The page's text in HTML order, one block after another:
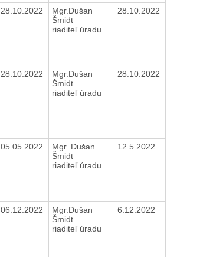
28.10.2022
Mgr.Dušan
Šmidt
riaditeľ úradu
28.10.2022
28.10.2022
Mgr.Dušan
Šmidt
riaditeľ úradu
28.10.2022
05.05.2022
Mgr. Dušan
Šmidt
riaditeľ úradu
12.5.2022
06.12.2022
Mgr.Dušan
Šmidt
riaditeľ úradu
6.12.2022